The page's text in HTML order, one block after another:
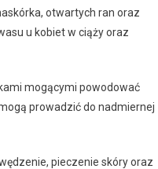
otwartych ran oraz
u kobiet w ciąży oraz
mogącymi powodować
mogą prowadzić do nadmiernej
pieczenie skóry oraz